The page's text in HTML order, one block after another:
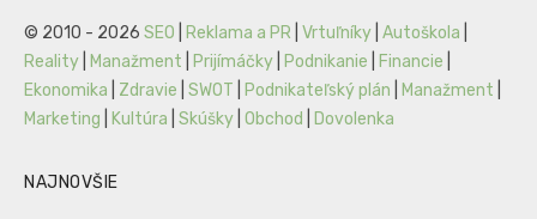
© 2010 - 2026 SEO Reklama a PR Vrtuľníky Autoškola
Reality
Manažment Prijímáčky Podnikanie Financie
Ekonomika
Zdravie SWOT Podnikateľský plán Manažment
Marketing
Kultúra Skúšky Obchod Dovolenka
NAJNOVŠIE